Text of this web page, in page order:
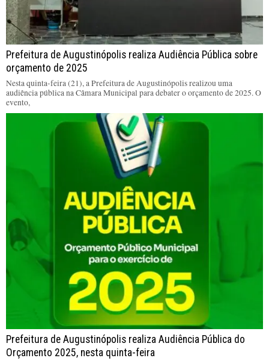
Prefeitura de Augustinópolis realiza Audiência Pública sobre
orçamento de 2025
Nesta quinta-feira (21), a Prefeitura de Augustinópolis realizou uma
audiência pública na Câmara Municipal para debater o orçamento de 2025. O
evento,
Prefeitura de Augustinópolis realiza Audiência Pública do
Orçamento 2025, nesta quinta-feira